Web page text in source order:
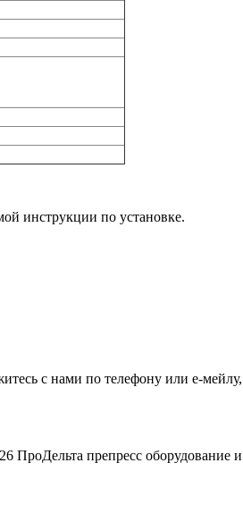
инструкции по установке.
с нами по телефону или е-
ПроДельта препресс оборудование